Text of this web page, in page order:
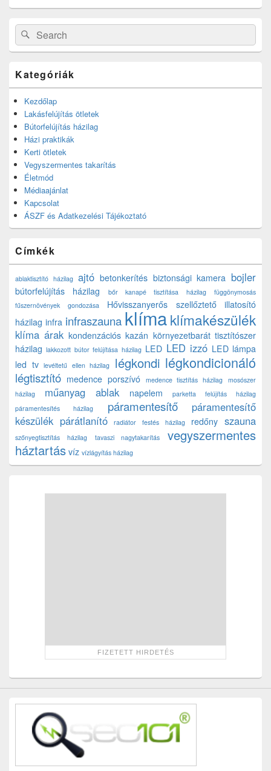
Search
for:
Search
Kategóriák
Kezdőlap
Lakásfelújítás ötletek
Bútorfelújítás házilag
Házi praktikák
Kerti ötletek
Vegyszermentes takarítás
Életmód
Médiaajánlat
Kapcsolat
ÁSZF és Adatkezelési Tájékoztató
Címkék
ablaktisztító házilag ajtó betonkerítés biztonsági kamera bojler
bútorfelújítás házilag bőr kanapé tisztítása házilag
függönymosás
fűszernövények gondozása
Hővisszanyerős szellőztető
illatosító
házilag infra infraszauna klímaklímakészülék
klíma árak kondenzációs kazán környezetbarát tisztítószer
házilag lakkozott bútor felújítása házilag LED LED izzó LED lámpa
led tv levéltetű ellen házilag légkondi légkondicionáló
légtisztító medence porszívó medence tisztítás házilag
mosószer
házilag
műanyag ablak napelem
parketta felújítás házilag
páramentesítés házilag
páramentesítő
páramentesítő
készülék párátlanító radiátor festés házilag redőny szauna
szőnyegtisztítás házilag tavaszi nagytakarítás
vegyszermentes
háztartás víz vízlágyítás házilag